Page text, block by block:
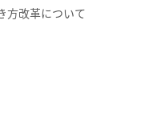
方改革について